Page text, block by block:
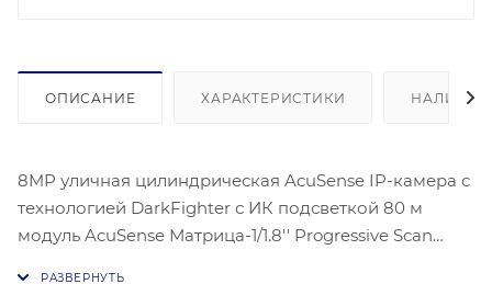
ОПИСАНИЕ ХАРАКТЕРИСТИКИ НАЛИЧИЕ
8MP уличная цилиндрическая AcuSense IP-камера с
технологией DarkFighter с ИК подсветкой 80 м
модуль AcuSense Матрица-1/1.8'' Progressive Scan